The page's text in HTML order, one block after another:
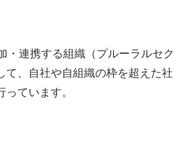
連携する組織（プルーラルセク
て、自社や自組織の枠を超えた社
ています。